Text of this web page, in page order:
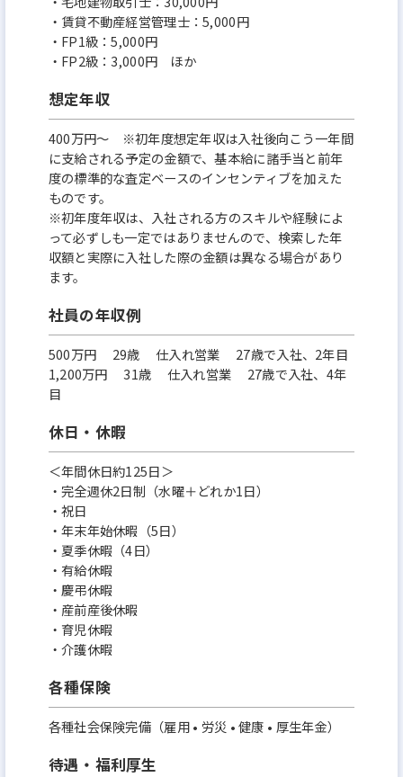
・賃貸不動産経営管理士：5,000円
・FP1級：5,000円
・FP2級：3,000円 ほか
想定年収
400万円〜 ※初年度想定年収は入社後向こう一年間
に支給される予定の金額で、基本給に諸手当と前年
度の標準的な査定ベースのインセンティブを加えた
ものです。
※初年度年収は、入社される方のスキルや経験によ
って必ずしも一定ではありませんので、検索した年
収額と実際に入社した際の金額は異なる場合があり
ます。
社員の年収例
500万円 29歳 仕入れ営業 27歳で入社、2年目
1,200万円 31歳 仕入れ営業 27歳で入社、4年
目
休日・休暇
＜年間休日約125日＞
・完全週休2日制（水曜＋どれか1日）
・祝日
・年末年始休暇（5日）
・夏季休暇（4日）
・有給休暇
・慶弔休暇
・産前産後休暇
・育児休暇
・介護休暇
各種保険
各種社会保険完備（雇用 • 労災 • 健康 • 厚生年金）
待遇・福利厚生